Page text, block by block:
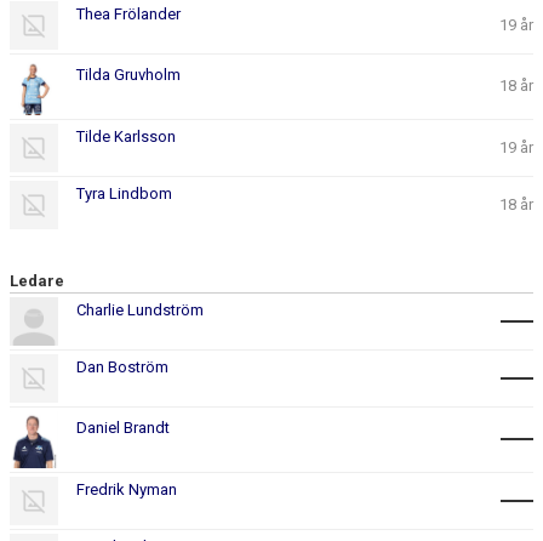
Thea Frölander
19 år
Tilda Gruvholm
18 år
Tilde Karlsson
19 år
Tyra Lindbom
18 år
Ledare
Charlie Lundström
Dan Boström
Daniel Brandt
Fredrik Nyman